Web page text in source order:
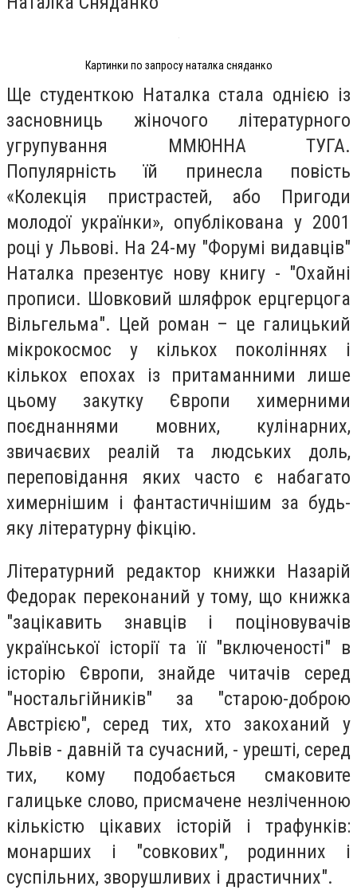
Картинки по запросу наталка сняданко
Ще студенткою Наталка стала однією із
засновниць жіночого літературного
угрупування ММЮННА ТУГА.
Популярність їй принесла повість
«Колекція пристрастей, або Пригоди
молодої українки», опублікована у 2001
році у Львові. На 24-му "Форумі видавців"
Наталка презентує нову книгу - "Охайні
прописи. Шовковий шляфрок ерцгерцога
Вільгельма". Цей роман – це галицький
мікрокосмос у кількох поколіннях і
кількох епохах із притаманними лише
цьому закутку Європи химерними
поєднаннями мовних, кулінарних,
звичаєвих реалій та людських доль,
переповідання яких часто є набагато
химернішим і фантастичнішим за будь-
яку літературну фікцію.
Літературний редактор книжки Назарій
Федорак переконаний у тому, що книжка
"зацікавить знавців і поціновувачів
української історії та її "включеності" в
історію Європи, знайде читачів серед
"ностальгійників" за "старою-доброю
Австрією", серед тих, хто закоханий у
Львів - давній та сучасний, - урешті, серед
тих, кому подобається смаковите
галицьке слово, присмачене незліченною
кількістю цікавих історій і трафунків:
монарших і "совкових", родинних і
суспільних, зворушливих і драстичних".